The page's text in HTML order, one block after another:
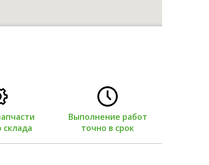
Выполнение работ
точно в срок